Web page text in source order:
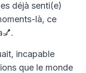
déjà senti(e)
là, ce
incapable
que le monde